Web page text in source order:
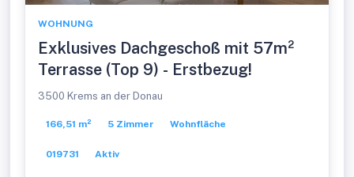
WOHNUNG
Exklusives Dachgeschoß mit 57m²
Terrasse (Top 9) - Erstbezug!
3500 Krems an der Donau
166,51 m² 5 Zimmer Wohnfläche
019731 Aktiv